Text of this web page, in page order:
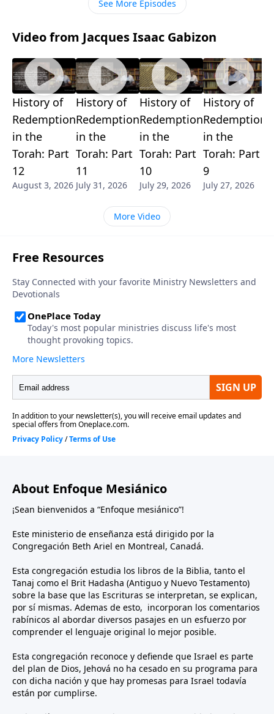
See More Episodes
Video from Jacques Isaac Gabizon
History of
Redemption
in the
Torah: Part
12
August 3, 2026
History of
Redemption
in the
Torah: Part
11
July 31, 2026
History of
Redemption
in the
Torah: Part
10
July 29, 2026
History of
Redemption
in the
Torah: Part
9
July 27, 2026
More Video
About Enfoque Mesiánico
¡Sean bienvenidos a “Enfoque mesiánico”!
Este ministerio de enseñanza está dirigido por la
Congregación Beth Ariel en Montreal, Canadá.
Esta congregación estudia los libros de la Biblia, tanto el
Tanaj como el Brit Hadasha (Antiguo y Nuevo Testamento)
sobre la base que las Escrituras se interpretan, se explican,
por sí mismas. Ademas de esto, incorporan los comentarios
rabínicos al abordar diversos pasajes en un esfuerzo por
comprender el lenguaje original lo mejor posible.
Esta congregación reconoce y defiende que Israel es parte
del plan de Dios, Jehová no ha cesado en su programa para
con dicha nación y que hay promesas para Israel todavía
están por cumplirse.